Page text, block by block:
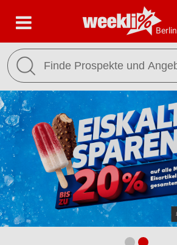
Berlin